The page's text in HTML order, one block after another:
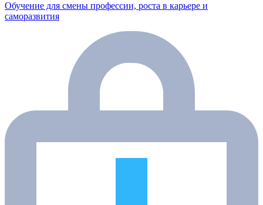
Обучение для смены профессии, роста в карьере и
саморазвития